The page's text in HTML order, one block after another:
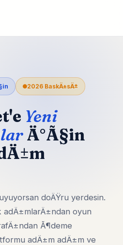
2026 BaskÄ±sÄ±
Yeni
Ä°Ã§in
doÄŸru yerdesin.
oyun
Ã¶deme
adÄ±m adÄ±m ve